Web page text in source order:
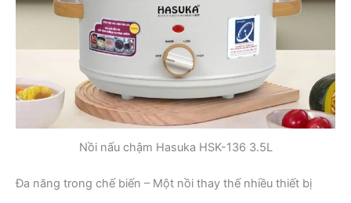
Nồi nấu chậm Hasuka HSK-136 3.5L
Đa năng trong chế biến – Một nồi thay thế nhiều thiết bị